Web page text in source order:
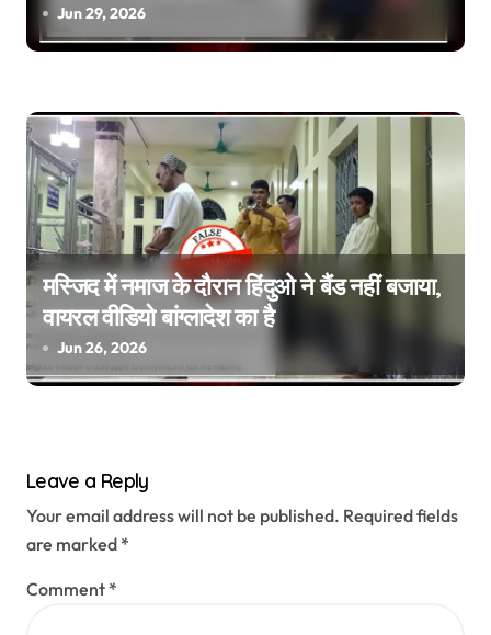
Jun 29, 2026
मस्जिद में नमाज के दौरान हिंदुओ ने बैंड नहीं बजाया,
वायरल वीडियो बांग्लादेश का है
Jun 26, 2026
Leave a Reply
Your email address will not be published. Required fields
are marked *
Comment *